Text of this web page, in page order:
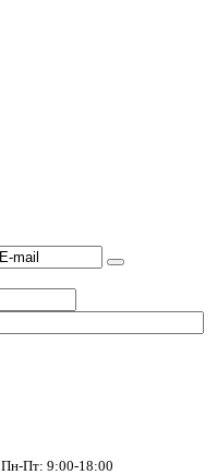
Пн-Пт: 9:00-18:00